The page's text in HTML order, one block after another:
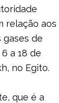
relação aos
de
a 18 de
no Egito.
que é a